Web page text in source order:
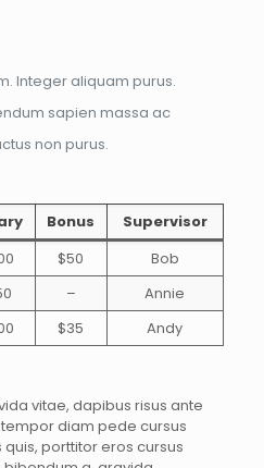
Integer aliquam purus.
sapien massa ac
non purus.
Bonus
Supervisor
$50
Bob
–
Annie
$35 Andy
vitae, dapibus risus ante
diam pede cursus
porttitor eros cursus